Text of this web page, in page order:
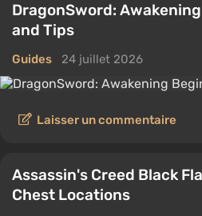
DragonSword:
and Tips
Guides 24 juillet 2026
Laisser un commentaire
Assassin's Creed Black
Chest Locations